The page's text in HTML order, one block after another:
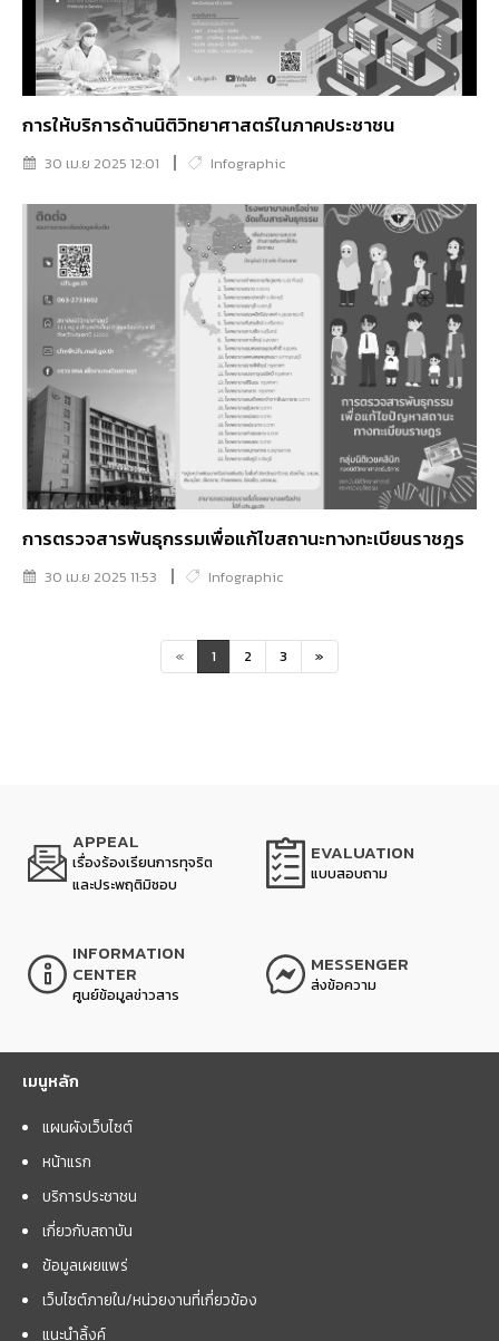
การให้บริการด้านนิติวิทยาศาสตร์ในภาคประชาชน
30 เม.ย 2025 12:01 Infographic
การตรวจสารพันธุกรรมเพื่อแก้ไขสถานะทางทะเบียนราชฎร
30 เม.ย 2025 11:53 Infographic
« 1 2 3 »
APPEAL
เรื่องร้องเรียนการทุจริต
และประพฤติมิชอบ
EVALUATION
แบบสอบถาม
INFORMATION
CENTER
ศูนย์ข้อมูลข่าวสาร
MESSENGER
ส่งข้อความ
เมนูหลัก
แผนผังเว็บไซต์
หน้าแรก
บริการประชาชน
เกี่ยวกับสถาบัน
ข้อมูลเผยแพร่
เว็บไซต์ภายใน/หน่วยงานที่เกี่ยวข้อง
แนะนำลิ้งค์